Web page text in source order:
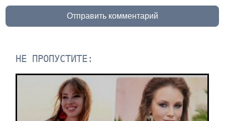
Отправить комментарий
НЕ ПРОПУСТИТЕ: